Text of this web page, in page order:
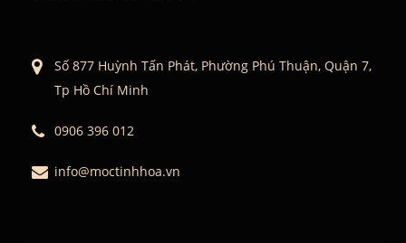
Số 877 Huỳnh Tấn Phát, Phường Phú Thuận, Quận 7,
Tp Hồ Chí Minh
0906 396 012
info@moctinhhoa.vn